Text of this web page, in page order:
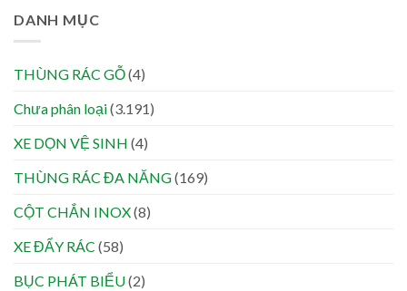
DANH MỤC
THÙNG RÁC GỖ(4)
Chưa phân loại(3.191)
XE DỌN VỆ SINH (4)
THÙNG RÁC ĐA NĂNG(169)
CỘT CHẮN INOX(8)
XE ĐẨY RÁC (58)
BỤC PHÁT BIỂU(2)